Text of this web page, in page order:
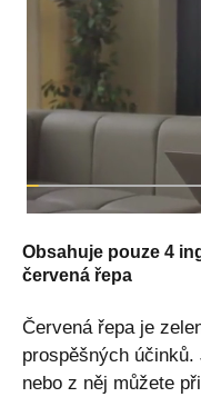
Obsahuje pouze 4
červená řepa
Červená řepa je
prospěšných
nebo z něj můžete